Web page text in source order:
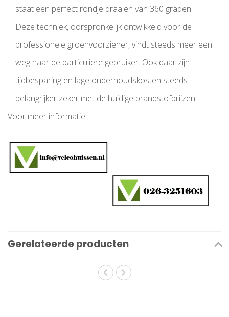
staat een perfect rondje draaien van 360 graden.
Deze techniek, oorspronkelijk ontwikkeld voor de
professionele groenvoorziener, vindt steeds meer een
weg naar de particuliere gebruiker. Ook daar zijn
tijdbesparing en lage onderhoudskosten steeds
belangrijker zeker met de huidige brandstofprijzen.
Voor meer informatie:
Gerelateerde producten